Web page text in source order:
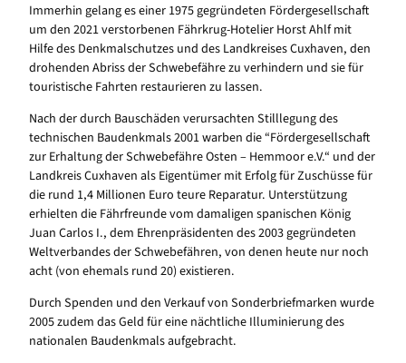
Immerhin gelang es einer 1975 gegründeten Fördergesellschaft
um den 2021 verstorbenen Fährkrug-Hotelier Horst Ahlf mit
Hilfe des Denkmalschutzes und des Landkreises Cuxhaven, den
drohenden Abriss der Schwebefähre zu verhindern und sie für
touristische Fahrten restaurieren zu lassen.
Nach der durch Bauschäden verursachten Stilllegung des
technischen Baudenkmals 2001 warben die “Fördergesellschaft
zur Erhaltung der Schwebefähre Osten – Hemmoor e.V.“ und der
Landkreis Cuxhaven als Eigentümer mit Erfolg für Zuschüsse für
die rund 1,4 Millionen Euro teure Reparatur. Unterstützung
erhielten die Fährfreunde vom damaligen spanischen König
Juan Carlos I., dem Ehrenpräsidenten des 2003 gegründeten
Weltverbandes der Schwebefähren, von denen heute nur noch
acht (von ehemals rund 20) existieren.
Durch Spenden und den Verkauf von Sonderbriefmarken wurde
2005 zudem das Geld für eine nächtliche Illuminierung des
nationalen Baudenkmals aufgebracht.